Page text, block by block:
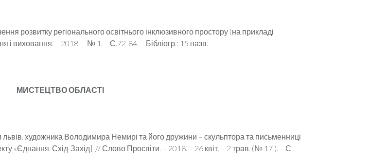
розвитку регіонального освітнього інклюзивного простору (на прикладі
і виховання. – 2018. – № 1. – С.72-84. – Бібліогр.: 15 назв.
МИСТЕЦТВО ОБЛАСТІ
художника Володимира Немирі та його дружини – скульптора та письменниці
«Єднання. Схід-Захід] // Слово Просвіти. – 2018. – 26 квіт. – 2 трав. (№ 17 ). – С.